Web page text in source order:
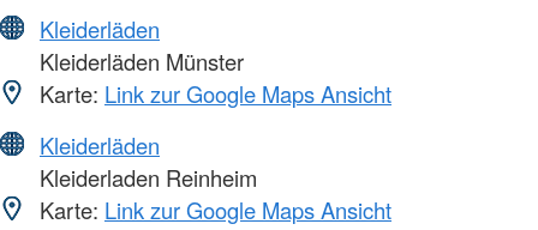
Kleiderläden
Kleiderläden Münster
Karte: Link zur Google Maps Ansicht
Kleiderläden
Kleiderladen Reinheim
Karte: Link zur Google Maps Ansicht